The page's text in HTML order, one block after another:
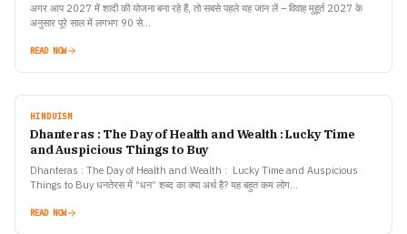
अगर आप 2027 में शादी की योजना बना रहे हैं, तो सबसे पहले यह जान लें – विवाह मुहूर्त 2027 के
अनुसार पूरे साल में लगभग 90 से…
READ NOW
HINDUISM
Dhanteras : The Day of Health and Wealth : Lucky Time
and Auspicious Things to Buy
Dhanteras : The Day of Health and Wealth : Lucky Time and Auspicious
Things to Buy धनतेरस में “धन” शब्द का क्या अर्थ है? यह बहुत कम लोग…
READ NOW